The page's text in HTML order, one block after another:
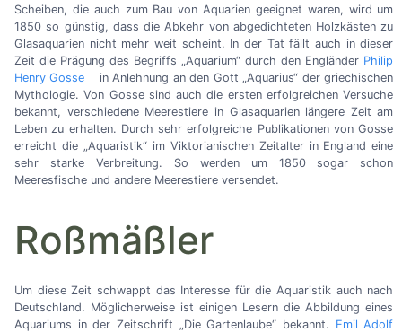
Scheiben, die auch zum Bau von Aquarien geeignet waren, wird um
1850 so günstig, dass die Abkehr von abgedichteten Holzkästen zu
Glasaquarien nicht mehr weit scheint. In der Tat fällt auch in dieser
Zeit die Prägung des Begriffs „Aquarium“ durch den Engländer Philip
Henry Gosse
in Anlehnung an den Gott „Aquarius“ der griechischen
Mythologie. Von Gosse sind auch die ersten erfolgreichen Versuche
bekannt, verschiedene Meerestiere in Glasaquarien längere Zeit am
Leben zu erhalten. Durch sehr erfolgreiche Publikationen von Gosse
erreicht die „Aquaristik“ im Viktorianischen Zeitalter in England eine
sehr starke Verbreitung. So werden um 1850 sogar schon
Meeresfische und andere Meerestiere versendet.
Roßmäßler
Um diese Zeit schwappt das Interesse für die Aquaristik auch nach
Deutschland. Möglicherweise ist einigen Lesern die Abbildung eines
Aquariums in der Zeitschrift „Die Gartenlaube“ bekannt. Emil Adolf